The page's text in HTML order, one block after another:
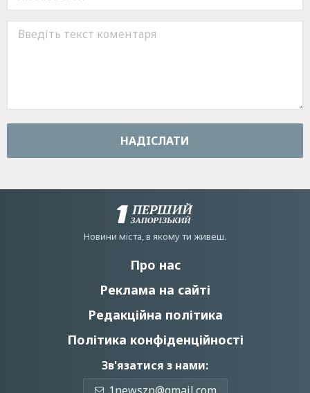
НАДIСЛАТИ
Новини мiста, в якому ти живеш.
Про нас
Реклама на сайті
Редакційна політика
Політика конфіденційності
Зв'язатися з нами: